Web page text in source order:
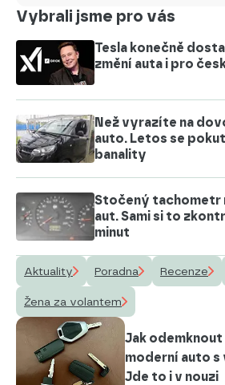
Vybrali jsme pro vás
Tesla konečně
změní auta i pro
Než vyrazíte na
auto. Letos se
banality
Stočený tachometr
aut. Sami si to
minut
Aktuality Poradna Recenze
Žena za volantem
Jak
moderní auto
Jde to i v nouzi